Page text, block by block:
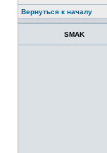
Вернуться к началу
SMAK